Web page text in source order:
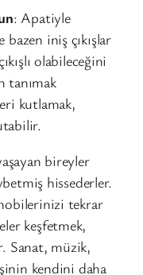
: Apatiyle
iniş çıkışlar
olabileceğini
tanımak
kutlamak,
bireyler
hissederler.
hobilerinizi tekrar
keşfetmek,
Sanat, müzik,
kendini daha